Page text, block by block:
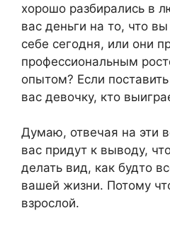
хорошо разбирались в
вас деньги на то, что
себе сегодня, или они
профессиональным
опытом? Если
вас девочку, кто
Думаю, отвечая на эти
вас придут к выводу,
делать вид, как будто
вашей жизни. Потому
взрослой.